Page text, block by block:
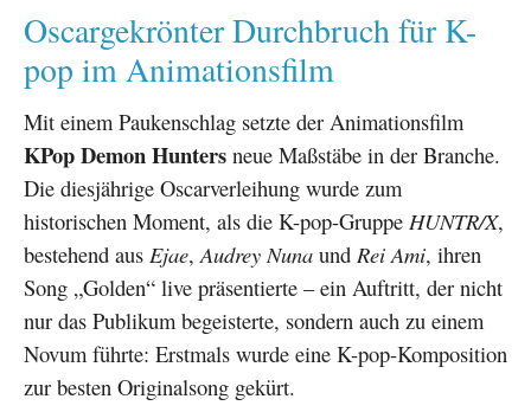
Oscargekrönter Durchbruch für K-
pop im Animationsfilm
Mit einem Paukenschlag setzte der Animationsfilm
KPop Demon Hunters neue Maßstäbe in der Branche.
Die diesjährige Oscarverleihung wurde zum
historischen Moment, als die K-pop-Gruppe HUNTR/X,
bestehend aus Ejae,Audrey Nuna und Rei Ami, ihren
Song „Golden“ live präsentierte – ein Auftritt, der nicht
nur das Publikum begeisterte, sondern auch zu einem
Novum führte: Erstmals wurde eine K-pop-Komposition
zur besten Originalsong gekürt.